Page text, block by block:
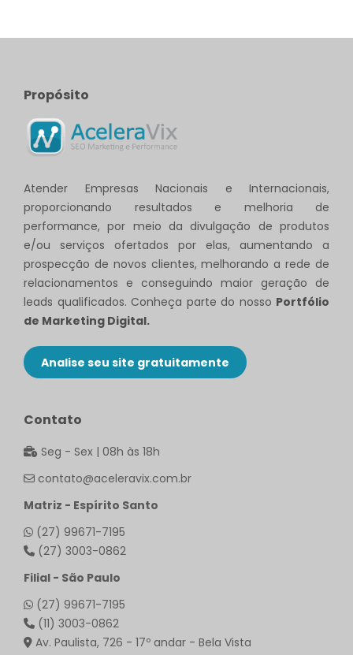
Propósito
Atender Empresas Nacionais e Internacionais,
proporcionando resultados e melhoria de
performance, por meio da divulgação de produtos
e/ou serviços ofertados por elas, aumentando a
prospecção de novos clientes, melhorando a rede de
relacionamentos e conseguindo maior geração de
leads qualificados. Conheça parte do nosso Portfólio
de Marketing Digital.
Analise seu site gratuitamente
Contato
Seg - Sex | 08h às 18h
contato@aceleravix.com.br
Matriz - Espírito Santo
(27) 99671-7195
(27) 3003-0862
Filial - São Paulo
(27) 99671-7195
(11) 3003-0862
Av. Paulista, 726 - 17º andar - Bela Vista